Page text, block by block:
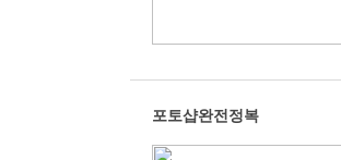
포토샵완전정복